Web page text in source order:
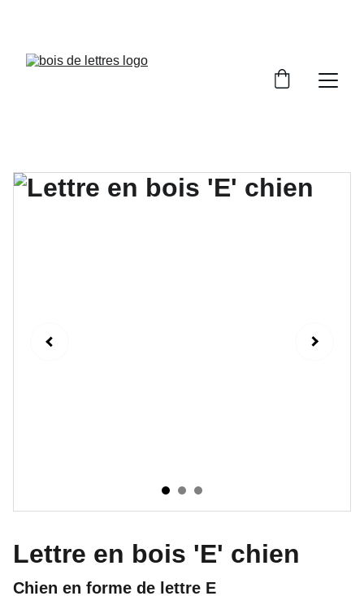
Lettre en bois 'E' chien
Chien en forme de lettre E